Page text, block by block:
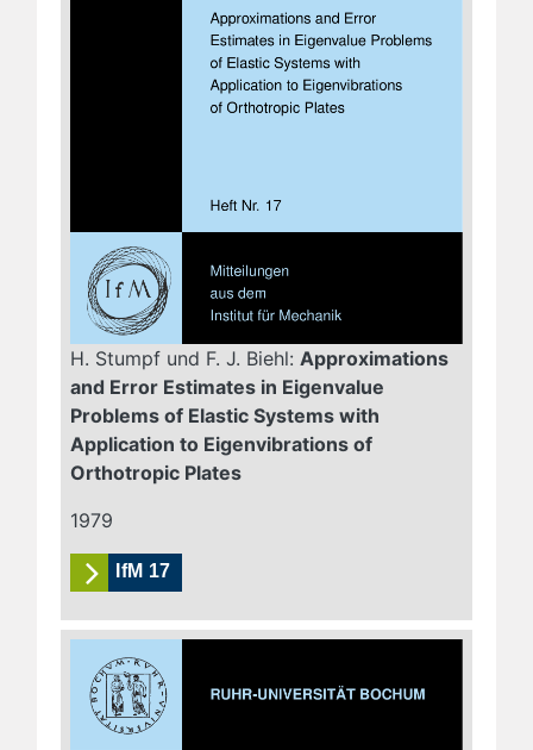
H. Stumpf und F. J. Biehl: Approximations
and Error Estimates in Eigenvalue
Problems of Elastic Systems with
Application to Eigenvibrations of
Orthotropic Plates
1979
IfM 17